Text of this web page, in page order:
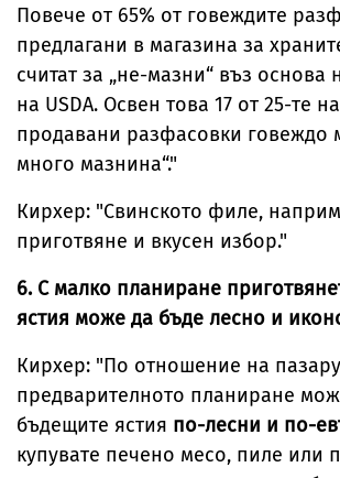
Повече от 65% от говеждите
предлагани в магазина за
считат за „не-мазни“ въз основа
на USDA. Освен това 17 от 25-те
продавани разфасовки говеждо
много мазнина“."
Кирхер: "Свинското филе,
приготвяне и вкусен избор."
6. С малко планиране
ястия може да бъде лесно и
Кирхер: "По отношение на
предварителното планиране
бъдещите ястия по-лесни и по-
купувате печено месо, пиле или